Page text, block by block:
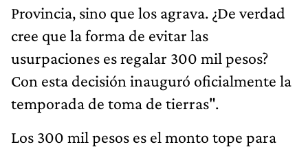
Provincia, sino que los agrava. ¿De verdad
cree que la forma de evitar las
usurpaciones es regalar 300 mil pesos?
Con esta decisión inauguró oficialmente la
temporada de toma de tierras".
Los 300 mil pesos es el monto tope para